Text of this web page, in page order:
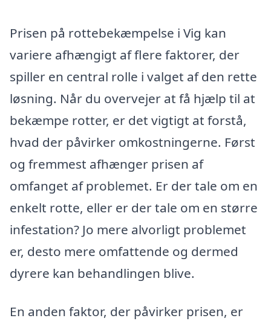
Prisen på rottebekæmpelse i Vig kan
variere afhængigt af flere faktorer, der
spiller en central rolle i valget af den rette
løsning. Når du overvejer at få hjælp til at
bekæmpe rotter, er det vigtigt at forstå,
hvad der påvirker omkostningerne. Først
og fremmest afhænger prisen af
omfanget af problemet. Er der tale om en
enkelt rotte, eller er der tale om en større
infestation? Jo mere alvorligt problemet
er, desto mere omfattende og dermed
dyrere kan behandlingen blive.
En anden faktor, der påvirker prisen, er